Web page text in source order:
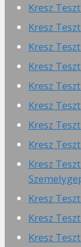
Kresz
Kresz
Kresz
Kresz
Kresz
Kresz
Kresz
Kresz
Kresz
Kresz
Kresz
Kresz